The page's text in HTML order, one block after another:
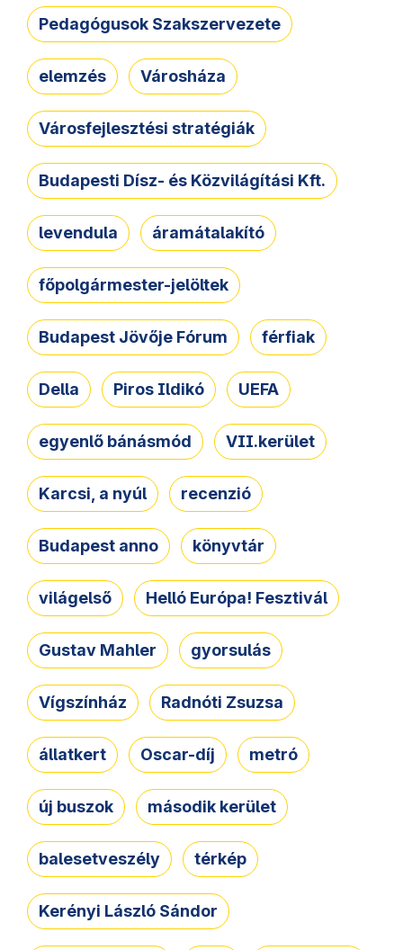
Pedagógusok Szakszervezete
elemzés Városháza
Városfejlesztési stratégiák
Budapesti Dísz- és Közvilágítási Kft.
levendula áramátalakító
főpolgármester-jelöltek
Budapest Jövője Fórum férfiak
Della Piros Ildikó UEFA
egyenlő bánásmód VII.kerület
Karcsi, a nyúl recenzió
Budapest anno könyvtár
világelső Helló Európa! Fesztivál
Gustav Mahler gyorsulás
Vígszínház Radnóti Zsuzsa
állatkert Oscar-díj metró
új buszok második kerület
balesetveszély térkép
Kerényi László Sándor